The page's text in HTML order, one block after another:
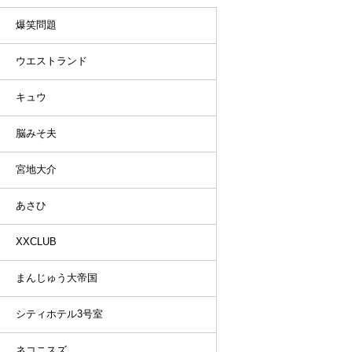
爆笑問題
ウエストランド
キュウ
脳みそ夫
宮地大介
あさひ
XXCLUB
まんじゅう大帝国
シティホテル3号室